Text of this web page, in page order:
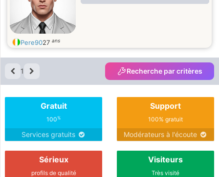
Pere9027 ans
1 Recherche par critères
Gratuit
100%
Services gratuits
Support
100% gratuit
Modérateurs à l'écoute
Sérieux
profils de qualité
Visiteurs
Très visité